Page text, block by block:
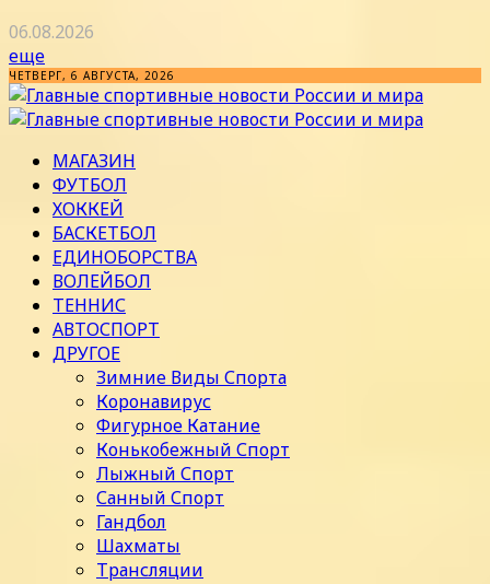
06.08.2026
еще
ЧЕТВЕРГ, 6 АВГУСТА, 2026
МАГАЗИН
ФУТБОЛ
ХОККЕЙ
БАСКЕТБОЛ
ЕДИНОБОРСТВА
ВОЛЕЙБОЛ
ТЕННИС
АВТОСПОРТ
ДРУГОЕ
Зимние Виды Спорта
Коронавирус
Фигурное Катание
Конькобежный Спорт
Лыжный Спорт
Санный Спорт
Гандбол
Шахматы
Трансляции